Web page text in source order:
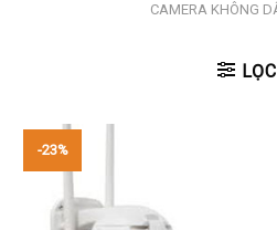
CAMERA KHÔNG
LỌC
-23%